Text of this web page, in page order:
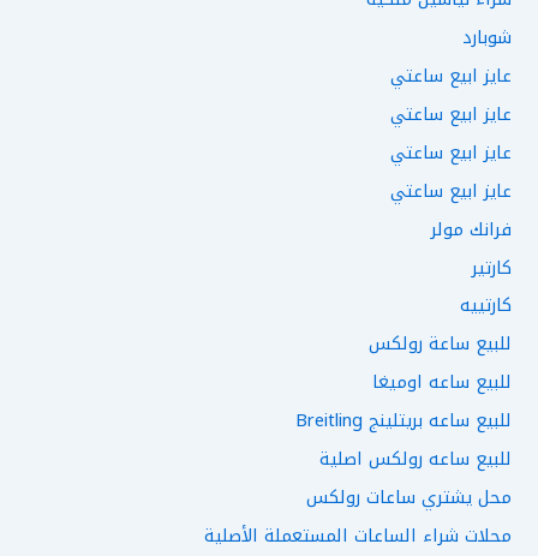
شوبارد
عايز ابيع ساعتي
عايز ابيع ساعتي
عايز ابيع ساعتي
عايز ابيع ساعتي
فرانك مولر
كارتير
كارتييه
للبيع ساعة رولكس
للبيع ساعه اوميغا
للبيع ساعه بريتلينج Breitling
للبيع ساعه رولكس اصلية
محل يشتري ساعات رولكس
محلات شراء الساعات المستعملة الأصلية